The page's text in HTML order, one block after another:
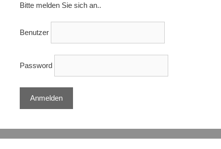
Bitte melden Sie sich an..
Benutzer
Password